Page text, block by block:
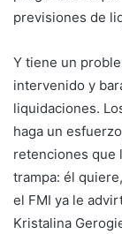
previsiones de
Y tiene un
intervenido y
liquidaciones.
haga un
retenciones que
trampa: él
el FMI ya le
Kristalina